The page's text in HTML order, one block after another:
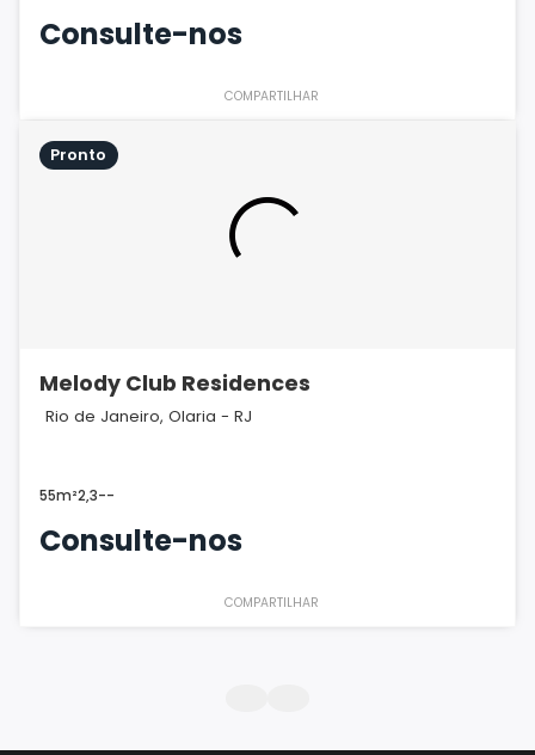
Consulte-nos
COMPARTILHAR
Pronto
Melody Club Residences
Rio de Janeiro, Olaria - RJ
55m²2,3--
Consulte-nos
COMPARTILHAR